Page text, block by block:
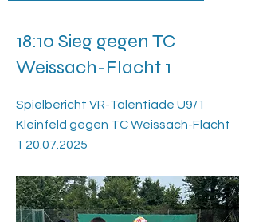
18:10 Sieg gegen TC
Weissach-Flacht 1
Spielbericht VR-Talentiade U9/1
Kleinfeld gegen TC Weissach-Flacht
1 20.07.2025